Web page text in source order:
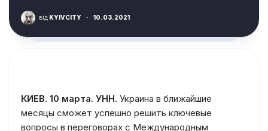
від KYIVCITY · 10.03.2021
КИЕВ. 10 марта. УНН. Украина в ближайшие
месяцы сможет успешно решить ключевые
вопросы в переговорах с Международным